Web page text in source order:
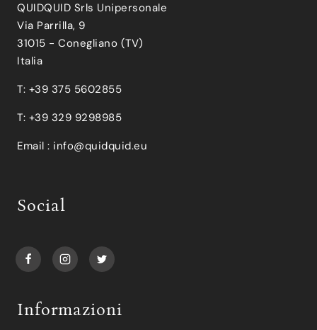
QUIDQUID Srls Unipersonale
Via Parrilla, 9
31015 - Conegliano (TV)
Italia
T: +39 375 5602855
T: +39 329 9298985
Email : info@quidquid.eu
Social
Informazioni